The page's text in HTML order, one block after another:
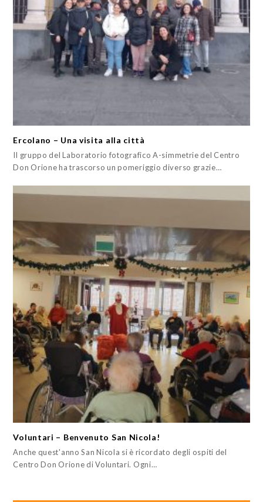
Ercolano – Una visita alla città
Il gruppo del Laboratorio fotografico A-simmetrie del Centro
Don Orione ha trascorso un pomeriggio diverso grazie…
Voluntari – Benvenuto San Nicola!
Anche quest'anno San Nicola si è ricordato degli ospiti del
Centro Don Orione di Voluntari. Ogni…